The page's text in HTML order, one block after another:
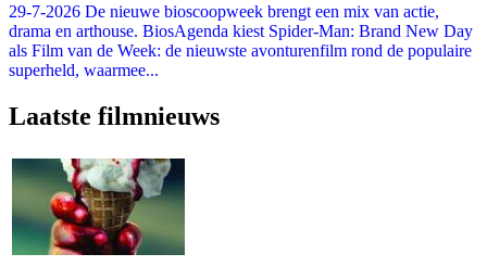
29-7-2026 De nieuwe bioscoopweek brengt een mix van actie,
drama en arthouse. BiosAgenda kiest Spider-Man: Brand New Day
als Film van de Week: de nieuwste avonturenfilm rond de populaire
superheld, waarmee...
Laatste filmnieuws